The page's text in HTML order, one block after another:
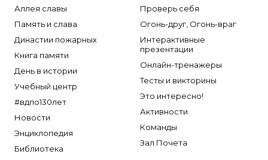
Аллея славы
Память и слава
Династии пожарных
Книга памяти
День в истории
Учебный центр
#вдпо130лет
Новости
Энциклопедия
Библиотека
Проверь себя
Огонь-друг, Огонь-враг
Интерактивные
презентации
Онлайн-тренажеры
Тесты и викторины
Это интересно!
Активности
Команды
Зал Почета